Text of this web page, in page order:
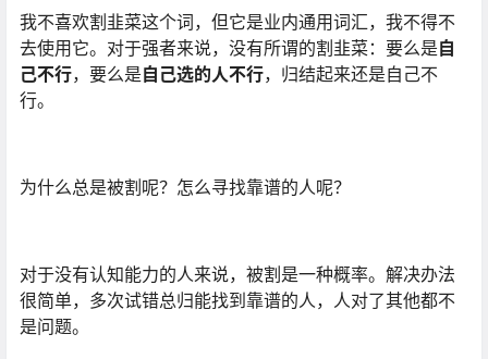
我不喜欢割韭菜这个词，但它是业内通用词汇，我不得不
去使用它。对于强者来说，没有所谓的割韭菜：要么是自
己不行，要么是自己选的人不行，归结起来还是自己不
行。
为什么总是被割呢？怎么寻找靠谱的人呢？
对于没有认知能力的人来说，被割是一种概率。解决办法
很简单，多次试错总归能找到靠谱的人，人对了其他都不
是问题。